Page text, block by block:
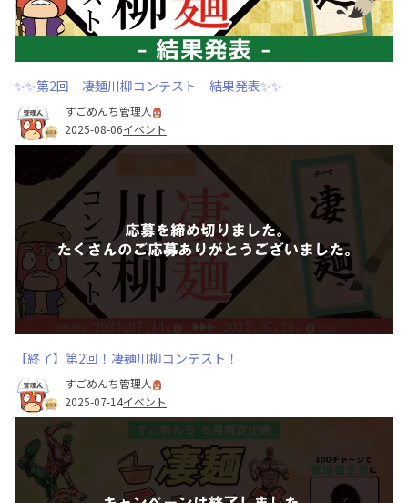
✨✨第2回 凄麺川柳コンテスト 結果発表✨✨
すごめんち管理人
2025-08-06イベント
【終了】第2回！凄麺川柳コンテスト！
すごめんち管理人
2025-07-14イベント